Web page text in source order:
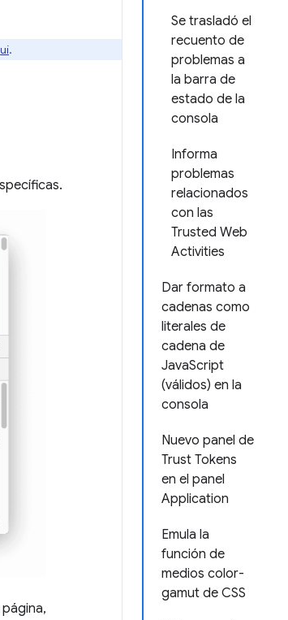
Se trasladó el
recuento de
problemas a
la barra de
estado de la
consola
Informa
problemas
relacionados
con las
Trusted Web
Activities
Dar formato a
cadenas como
literales de
cadena de
JavaScript
(válidos) en la
consola
Nuevo panel de
Trust Tokens
en el panel
Application
Emula la
función de
medios color-
gamut de CSS
.